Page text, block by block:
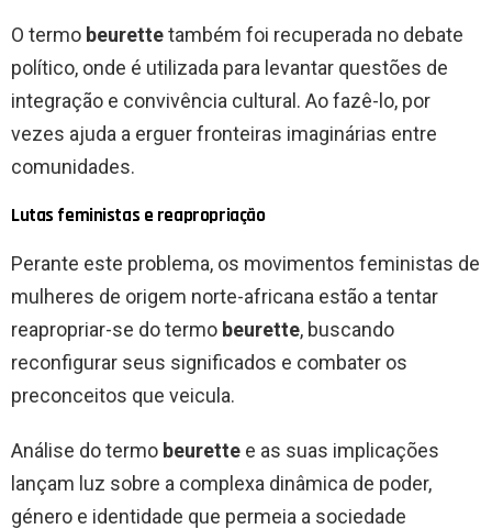
O termo beurettetambém foi recuperada no debate
político, onde é utilizada para levantar questões de
integração e convivência cultural. Ao fazê-lo, por
vezes ajuda a erguer fronteiras imaginárias entre
comunidades.
Lutas feministas e reapropriação
Perante este problema, os movimentos feministas de
mulheres de origem norte-africana estão a tentar
reapropriar-se do termo beurette, buscando
reconfigurar seus significados e combater os
preconceitos que veicula.
Análise do termo beurette e as suas implicações
lançam luz sobre a complexa dinâmica de poder,
género e identidade que permeia a sociedade